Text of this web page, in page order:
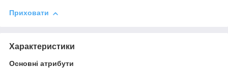
Приховати
Характеристики
Основні атрибути